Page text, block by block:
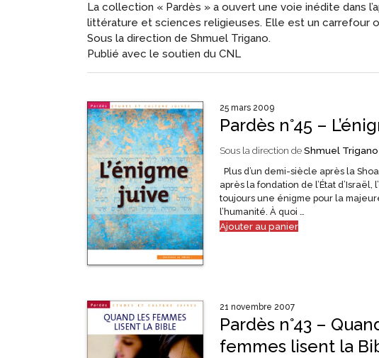
La collection « Pardès » a ouvert une voie inédite dans
littérature et sciences religieuses. Elle est un carrefour
Sous la direction de Shmuel Trigano.
Publié avec le soutien du CNL
25 mars 2009
Pardès n°45 –
Sous la direction deShmuel Trigano
Plus d’un demi-siècle après la
après la fondation de l’État d’Israël,
toujours une énigme pour la
l’humanité. À quoi …
Ajouter au panier
21 novembre 2007
Pardès n°43 –
femmes lisent la